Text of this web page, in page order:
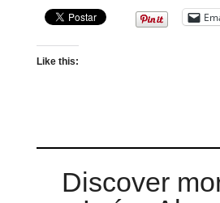
Like this:
Discover